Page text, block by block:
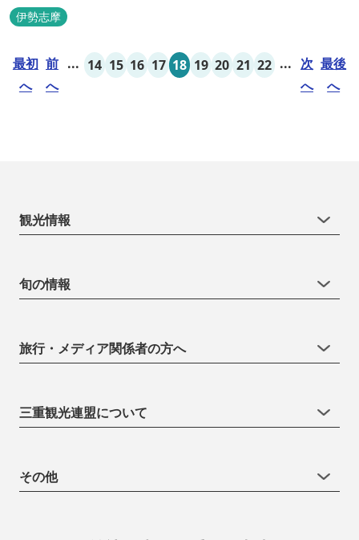
伊勢志摩
最初
へ
前
へ
... 14 15 16 17 18 19 20 21 22 ... 次
へ
最後
へ
観光情報
旬の情報
旅行・メディア関係者の方へ
三重観光連盟について
その他